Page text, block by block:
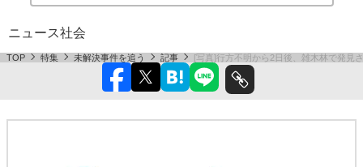
ニュース社会
TOP 特集 未解決事件を追う 記事 [写真]行方不明から2日後、雑木林で発見